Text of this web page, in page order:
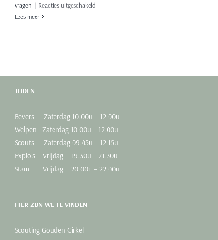
vragen | Reacties uitgeschakeld
gaat
Lees meer
TIJDEN
Bevers Zaterdag 10.00u – 12.00u
Welpen Zaterdag 10.00u – 12.00u
Scouts Zaterdag 09.45u – 12.15u
Explo’s Vrijdag 19.30u – 21.30u
Stam Vrijdag 20.00u – 22.00u
HIER ZIJN WE TE VINDEN
Scouting Gouden Cirkel